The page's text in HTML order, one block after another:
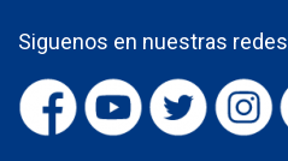
Siguenos en nuestras redes